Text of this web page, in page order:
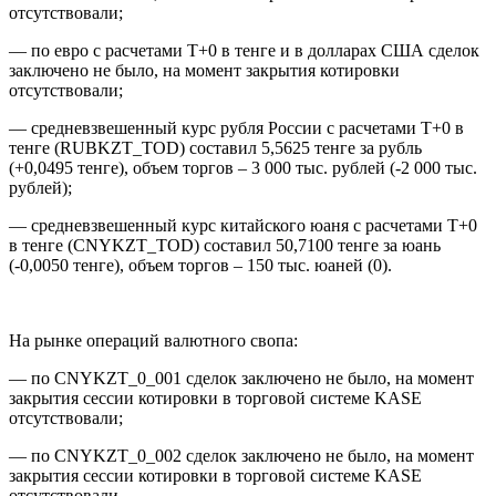
отсутствовали;
— по евро с расчетами T+0 в тенге и в долларах США сделок
заключено не было, на момент закрытия котировки
отсутствовали;
— средневзвешенный курс рубля России с расчетами T+0 в
тенге (RUBKZT_TOD) составил 5,5625 тенге за рубль
(+0,0495 тенге), объем торгов – 3 000 тыс. рублей (-2 000 тыс.
рублей);
— средневзвешенный курс китайского юаня с расчетами T+0
в тенге (CNYKZT_TOD) составил 50,7100 тенге за юань
(-0,0050 тенге), объем торгов – 150 тыс. юаней (0).
На рынке операций валютного свопа:
— по CNYKZT_0_001 сделок заключено не было, на момент
закрытия сессии котировки в торговой системе KASE
отсутствовали;
— по CNYKZT_0_002 сделок заключено не было, на момент
закрытия сессии котировки в торговой системе KASE